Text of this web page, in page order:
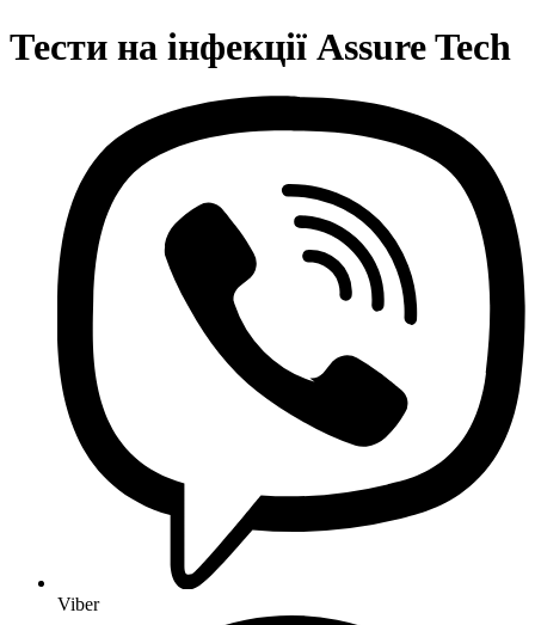
Тести на інфекції Assure Tech
Viber